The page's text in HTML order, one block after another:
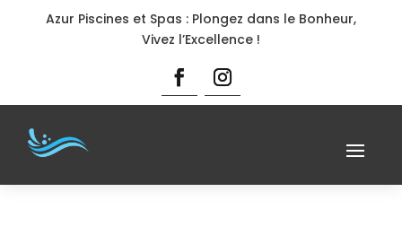
Azur Piscines et Spas : Plongez dans le Bonheur,
Vivez l’Excellence !